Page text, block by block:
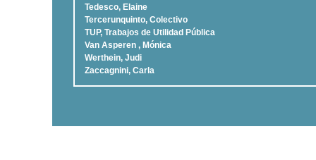
Tedesco, Elaine
Tercerunquinto, Colectivo
TUP, Trabajos de Utilidad Pública
Van Asperen , Mónica
Werthein, Judi
Zaccagnini, Carla